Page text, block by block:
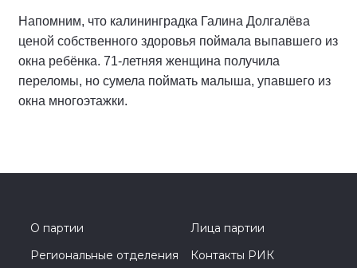
Напомним, что калининградка Галина Долгалёва
ценой собственного здоровья поймала выпавшего из
окна ребёнка. 71-летняя женщина получила
переломы, но сумела поймать малыша, упавшего из
окна многоэтажки.
О партии
Лица партии
Региональные отделения
Контакты РИК